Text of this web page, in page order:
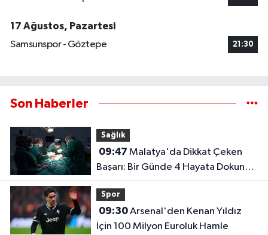
17 Ağustos, Pazartesi
Samsunspor - Göztepe
21:30
Son Haberler
Sağlık
09:47
Başarı: Bir Günde 4 Hayata Dokunan
Operasyon
Spor
09:30Arsenal'den Kenan Yıldız
İçin 100 Milyon Euroluk Hamle